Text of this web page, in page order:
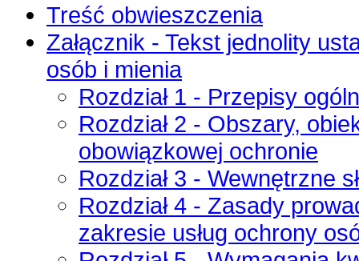
Treść obwieszczenia
Załącznik - Tekst jednolity
osób i mienia
Rozdział 1 - Przepisy
Rozdział 2 - Obszary,
obowiązkowej ochronie
Rozdział 3 - Wewnętrzne
Rozdział 4 - Zasady
zakresie usług ochrony